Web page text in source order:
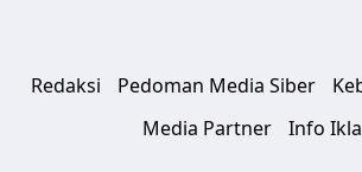
Redaksi Pedoman Media Siber
Media Partner
Info